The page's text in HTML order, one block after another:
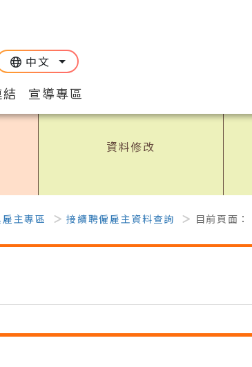
中文
宣導專區
資料修改
主專區 接續聘僱雇主資料查詢 目前頁面：